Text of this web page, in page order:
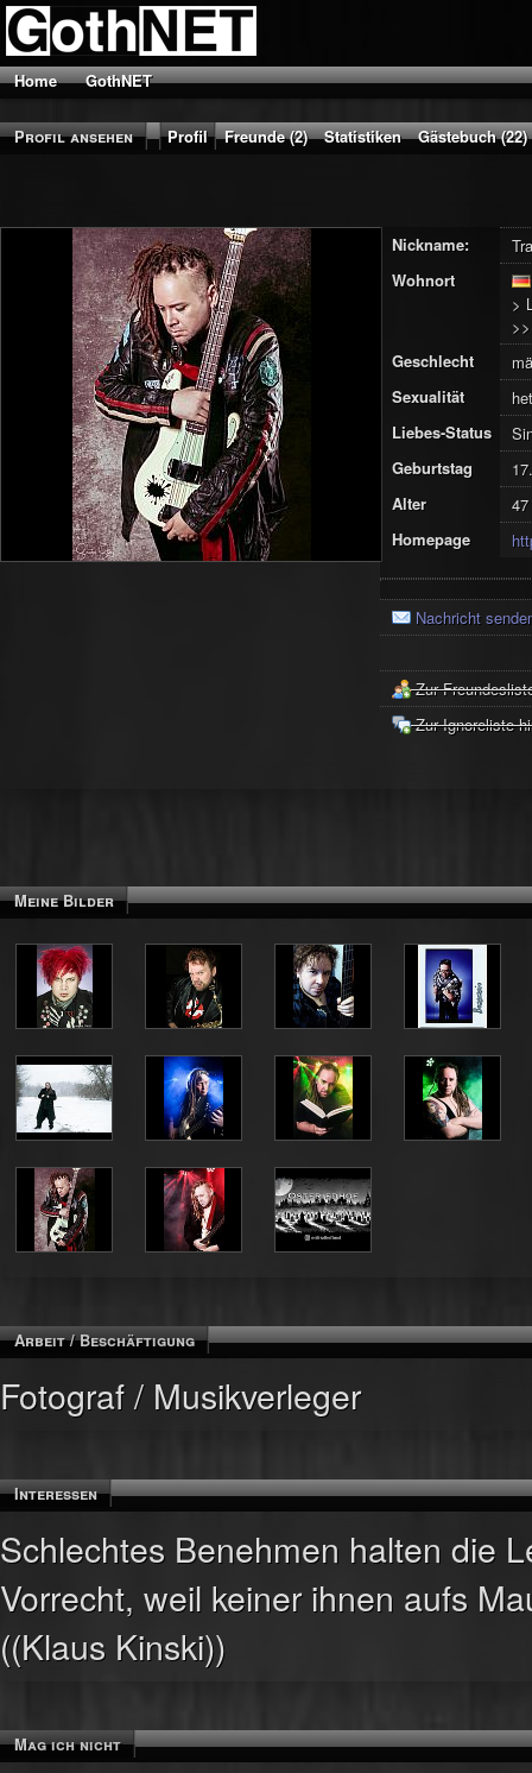
Home GothNET
Profil ansehen Profil Freunde (2) Statistiken Gästebuch (22)
Nickname:
Wohnort
>
Geschlecht
Sexualität
Liebes-Status
Geburtstag
Alter
47
Homepage
Nachricht
Zur
Zur Ignoreliste
Meine Bilder
Arbeit / Beschäftigung
Fotograf / Musikverleger
Interessen
Schlechtes Benehmen halten die
Vorrecht, weil keiner ihnen aufs
((Klaus Kinski))
Mag ich nicht